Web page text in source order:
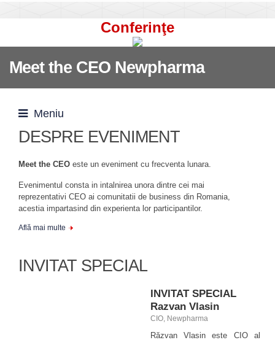
Conferinţe
Meet the CEO Newpharma
Meniu
DESPRE EVENIMENT
Meet the CEO este un eveniment cu frecventa lunara.
Evenimentul consta in intalnirea unora dintre cei mai
reprezentativi CEO ai comunitatii de business din Romania,
acestia impartasind din experienta lor participantilor.
Află mai multe
INVITAT SPECIAL
INVITAT SPECIAL
Razvan Vlasin
CIO, Newpharma
Răzvan Vlasin este CIO al